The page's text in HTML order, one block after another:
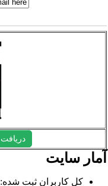
دریافت
سایت
کل کاربران ثبت شده: 2011 کاربر